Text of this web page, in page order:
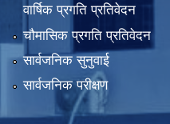
वार्षिक प्रगति प्रतिवेदन
चौमासिक प्रगति प्रतिवेदन
सार्वजनिक सुनुवाई
सार्वजनिक परीक्षण